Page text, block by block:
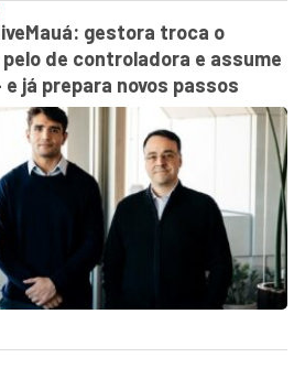
gestora troca o
de controladora e assume
já prepara novos passos